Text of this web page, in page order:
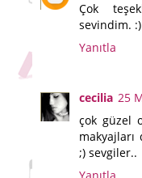
Çok
sevindim. :)
Yanıtla
cecilia 25
çok güzel
makyajları
;) sevgiler..